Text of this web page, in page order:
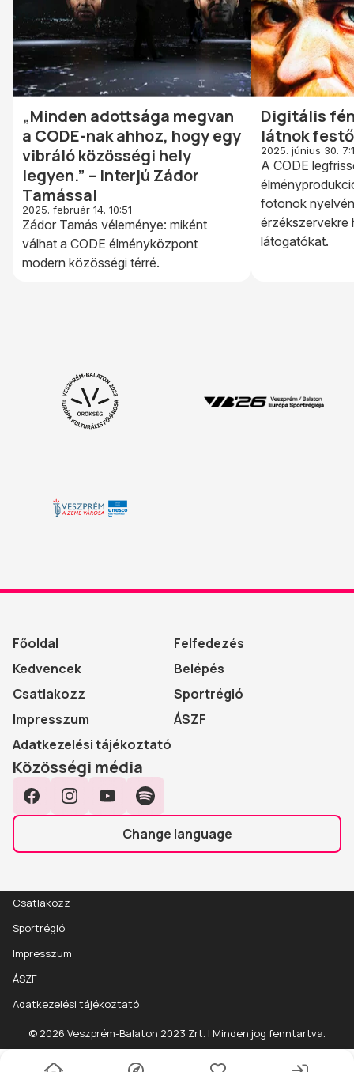
Adatok Részletek
„Minden adottsága megvan
a CODE-nak ahhoz, hogy egy
vibráló közösségi hely
legyen.” – Interjú Zádor
Tamással
2025. február 14. 10:51
Zádor Tamás véleménye: miként
válhat a CODE élményközpont
modern közösségi térré.
Digitális
látnok
2025. június 30.
A CODE
fotonok
érzékszervekre
látogatókat.
Főoldal
Felfedezés
Kedvencek
Belépés
Csatlakozz
Sportrégió
Impresszum
ÁSZF
Adatkezelési tájékoztató
Közösségi média
FacebookInstagramYouTubeSpotify
Change language
© 2026 Veszprém-Balaton 2023 Zrt. | Minden jog fenntartva.
Csatlakozz
Sportrégió
Impresszum
ÁSZF
Adatkezelési tájékoztató